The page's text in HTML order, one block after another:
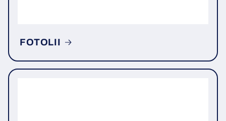
FOTOLII